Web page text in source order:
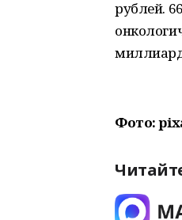
рублей.
Фото: